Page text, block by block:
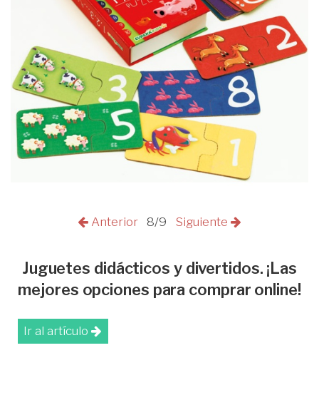
Anterior 8/9 Siguiente
Juguetes didácticos y divertidos. ¡Las
mejores opciones para comprar online!
Ir al artículo